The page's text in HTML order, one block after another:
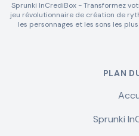
Sprunki InCrediBox - Transformez
jeu révolutionnaire de création de
les personnages et les sons les
PLAN
Sprunki